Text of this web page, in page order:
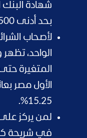
بحد أدنى 500 جنيه.
لأصحاب
الواحد،
الأول مصر
15.25%.
لمن يركز على